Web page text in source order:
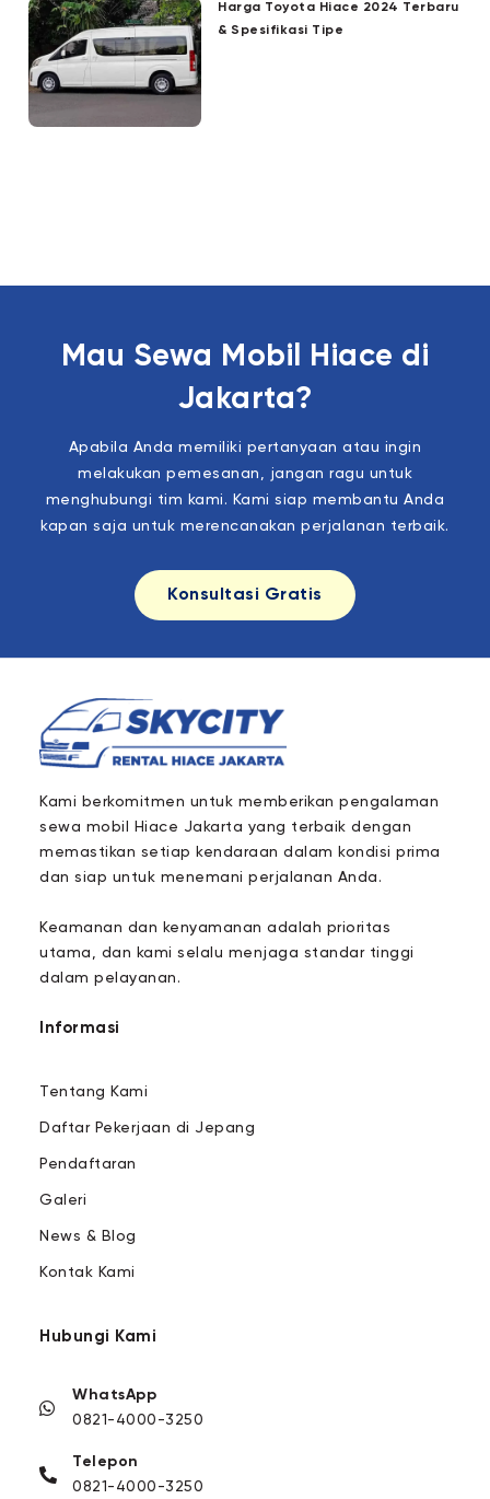
Harga Toyota Hiace 2024 Terbaru
& Spesifikasi Tipe
Mau Sewa Mobil Hiace di
Jakarta?
Apabila Anda memiliki pertanyaan atau ingin
melakukan pemesanan, jangan ragu untuk
menghubungi tim kami. Kami siap membantu Anda
kapan saja untuk merencanakan perjalanan terbaik.
Konsultasi Gratis
Kami berkomitmen untuk memberikan pengalaman
sewa mobil Hiace Jakarta yang terbaik dengan
memastikan setiap kendaraan dalam kondisi prima
dan siap untuk menemani perjalanan Anda.
Keamanan dan kenyamanan adalah prioritas
utama, dan kami selalu menjaga standar tinggi
dalam pelayanan.
Informasi
Tentang Kami
Daftar Pekerjaan di Jepang
Pendaftaran
Galeri
News & Blog
Kontak Kami
Hubungi Kami
WhatsApp
0821-4000-3250
Telepon
0821-4000-3250